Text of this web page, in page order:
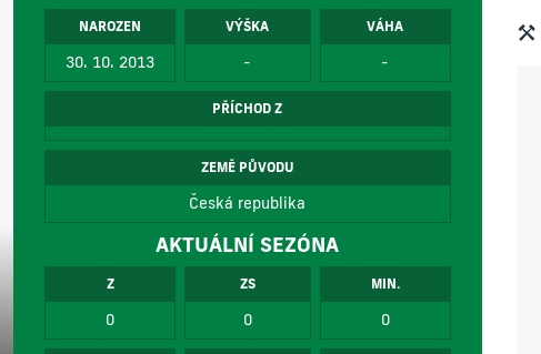
NAROZEN
30. 10. 2013
VÝŠKA
-
VÁHA
-
PŘÍCHOD Z
ZEMĚ PŮVODU
Česká republika
AKTUÁLNÍ SEZÓNA
Z
0
ZS
0
MIN.
0